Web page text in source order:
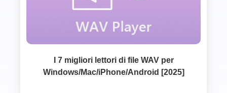
I 7 migliori lettori di file WAV per
Windows/Mac/iPhone/Android [2025]